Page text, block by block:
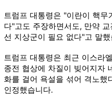
트럼프 대통령은 "이란이 핵
다"고도 주장하면서도, 만약
선 지상군이 필요 없다"고 말했
트럼프 대통령은 최근 이스라
종전 협상에 차질이 빚어지자
화를 걸어 욕설을 섞어 격노했
인정했습니다.